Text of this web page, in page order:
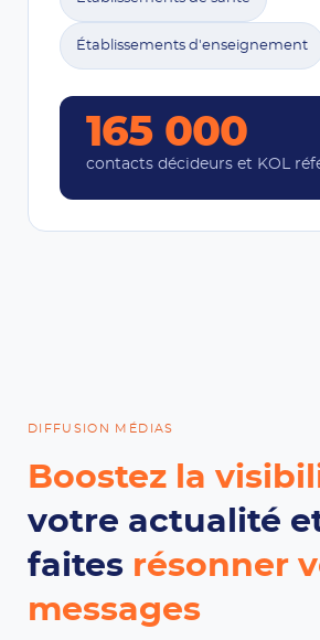
Établissements d'enseignement
165 000
contacts décideurs et KOL
DIFFUSION MÉDIAS
Boostez la
votre actualité
faites résonner
messages